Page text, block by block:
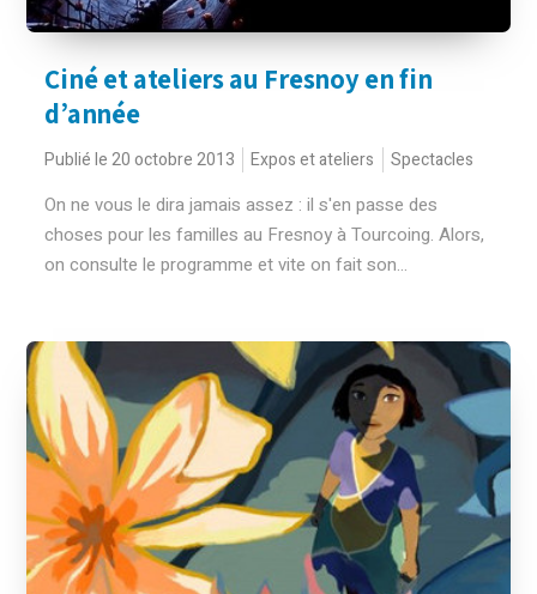
Ciné et ateliers au Fresnoy en fin
d’année
Publié le 20 octobre 2013 Expos et ateliers Spectacles
On ne vous le dira jamais assez : il s'en passe des
choses pour les familles au Fresnoy à Tourcoing. Alors,
on consulte le programme et vite on fait son...